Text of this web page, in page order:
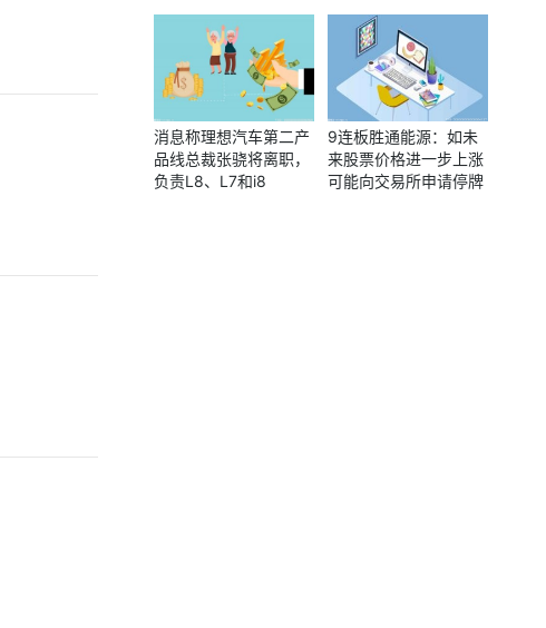
昕
消息称理想汽车第二产
品线总裁张骁将离职，
负责L8、L7和i8
9连板胜通能源：如未
来股票价格进一步上涨
可能向交易所申请停牌